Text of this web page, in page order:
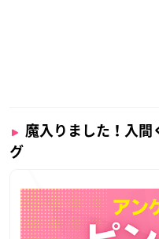
魔入りました！入間
グ